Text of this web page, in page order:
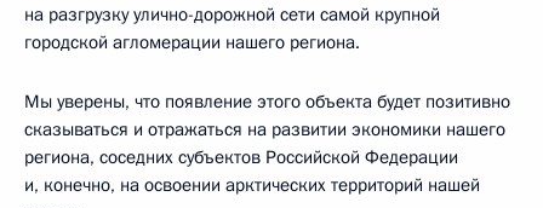
на разгрузку улично-дорожной сети самой крупной
городской агломерации нашего региона.
Мы уверены, что появление этого объекта будет позитивно
сказываться и отражаться на развитии экономики нашего
региона, соседних субъектов Российской Федерации
и, конечно, на освоении арктических территорий нашей